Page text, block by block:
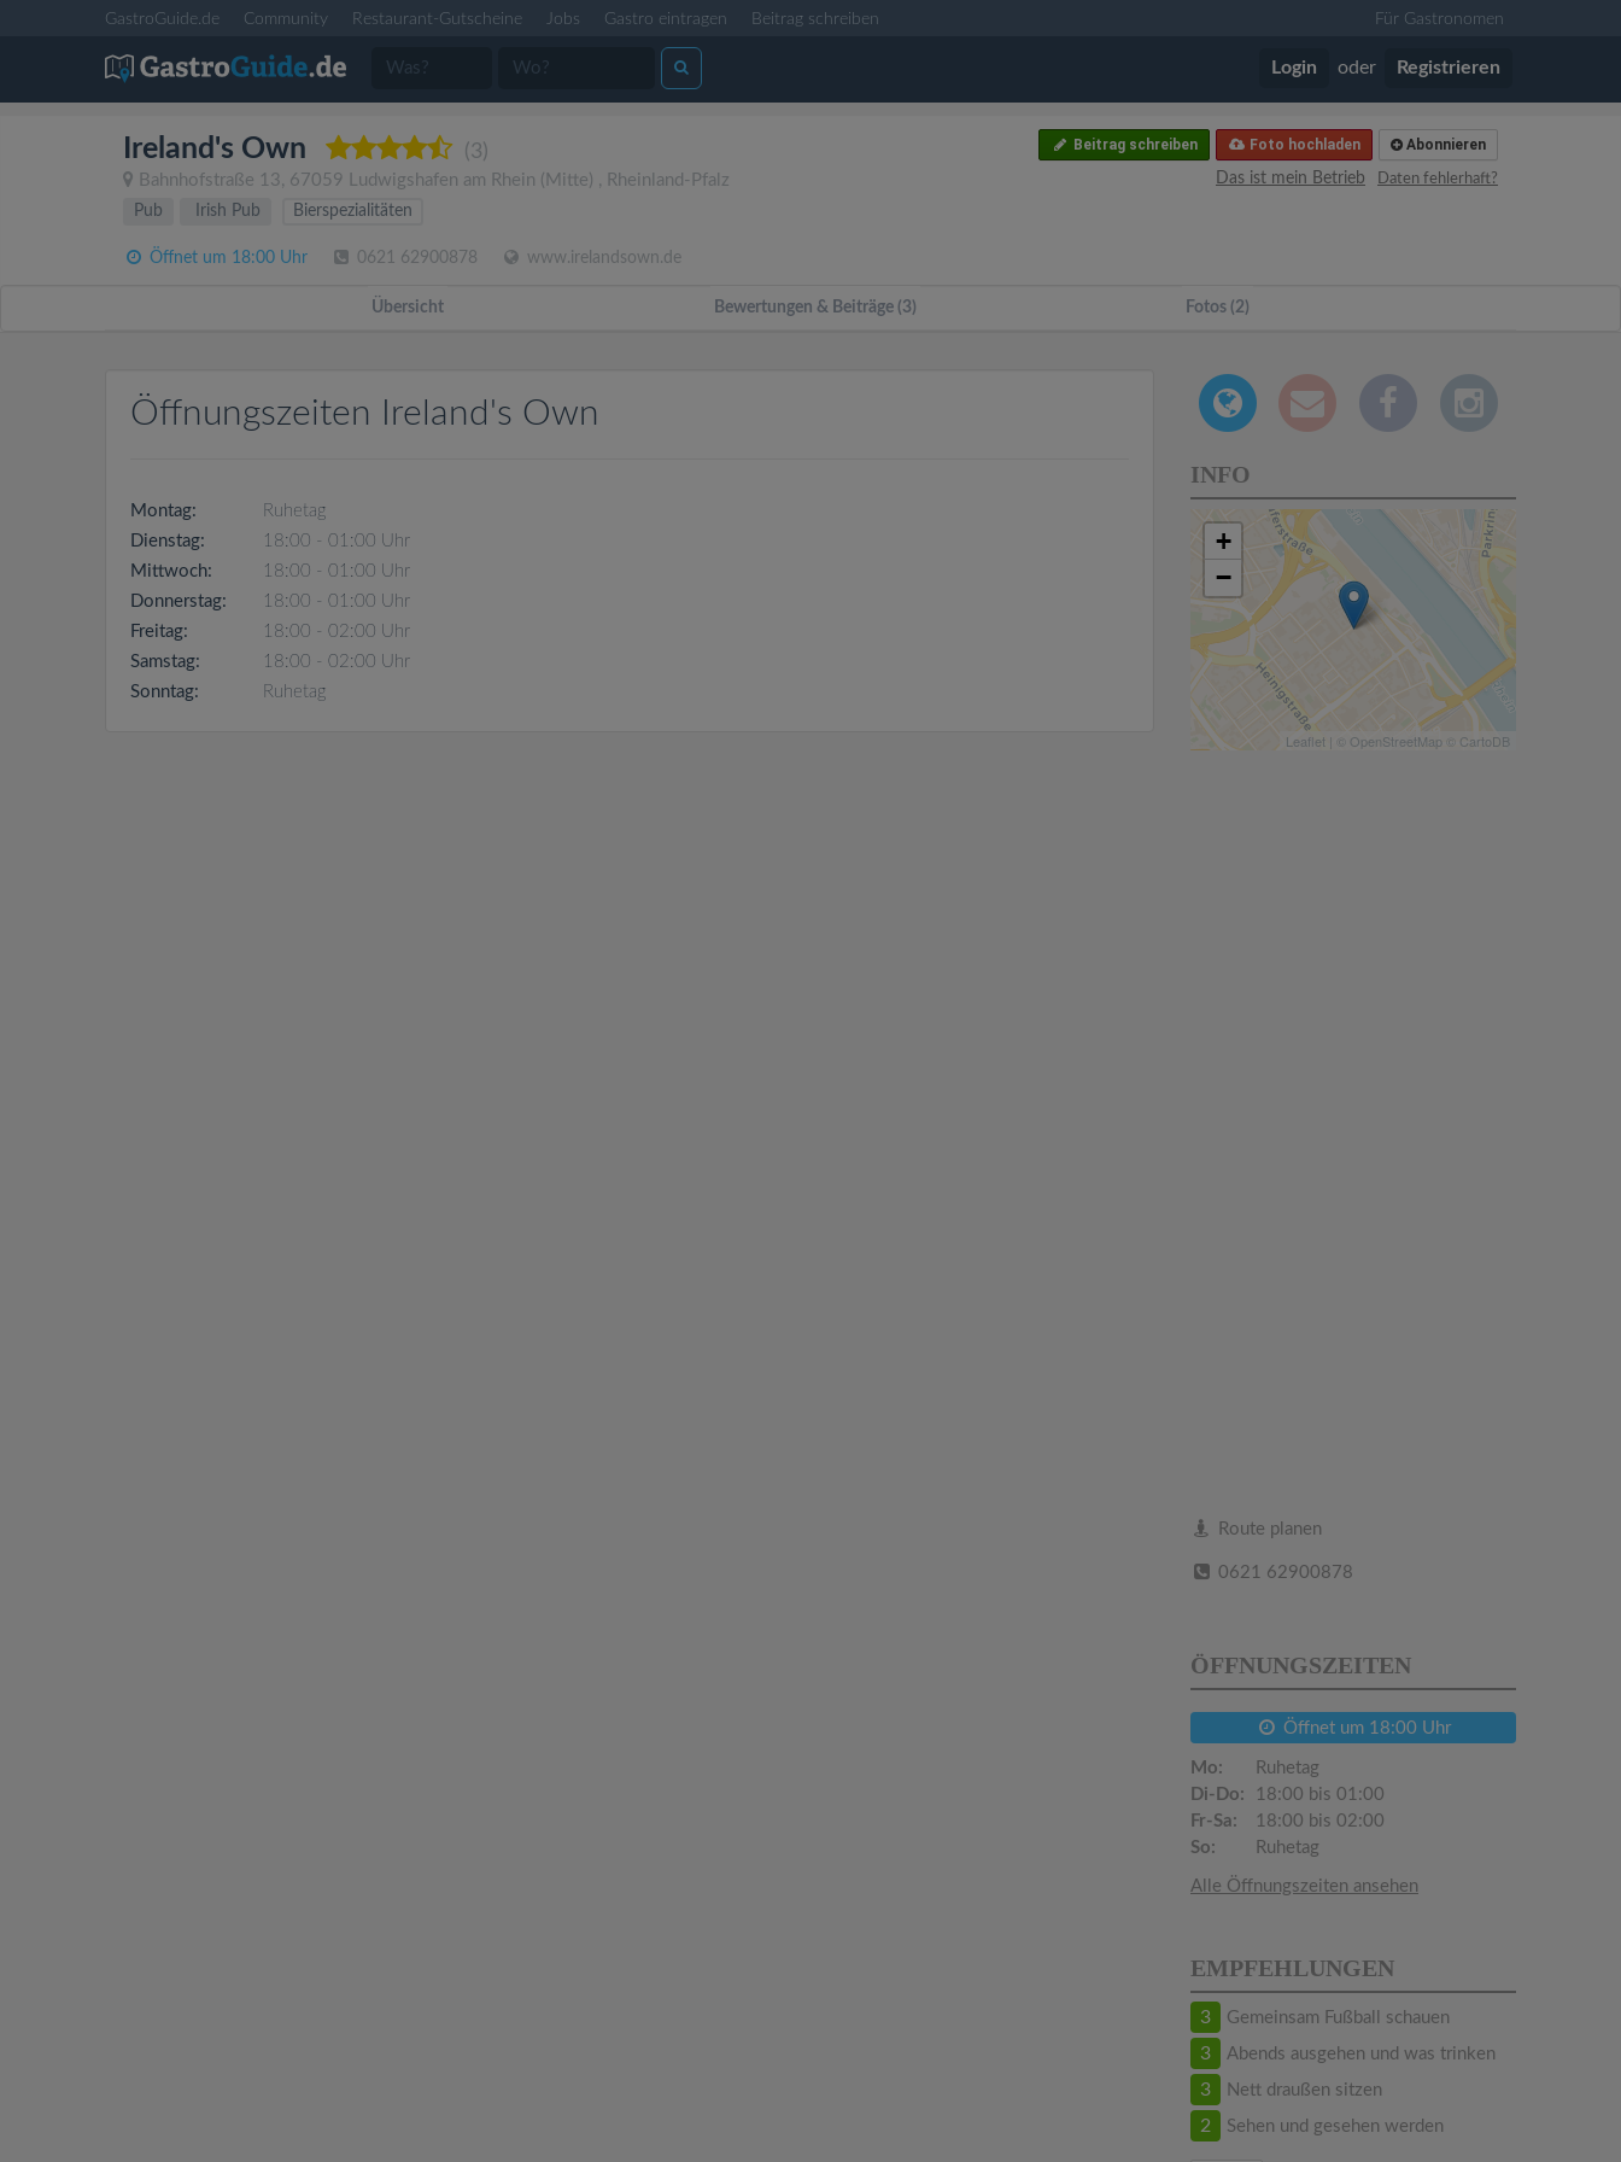
GastroGuide.de Community Restaurant-Gutscheine Jobs Gastro eintragen Beitrag schreiben Für Gastronomen
Login oder Registrieren
Ireland's Own (3)
Bahnhofstraße 13, 67059 Ludwigshafen am Rhein (Mitte) , Rheinland-Pfalz
Abonnieren
Foto hochladen
Beitrag schreiben
Daten fehlerhaft?
Das ist mein Betrieb
Pub
Irish Pub Bierspezialitäten
Öffnet um 18:00 Uhr 0621 62900878 www.irelandsown.de
Übersicht Bewertungen & Beiträge (3) Fotos (2)
Öffnungszeiten Ireland's Own
Montag:
Ruhetag
Dienstag:
18:00 - 01:00 Uhr
Mittwoch:
18:00 - 01:00 Uhr
Donnerstag:
18:00 - 01:00 Uhr
Freitag:
18:00 - 02:00 Uhr
Samstag:
18:00 - 02:00 Uhr
Sonntag:
Ruhetag
INFO
+
−
Leaflet | © OpenStreetMap © CartoDB
Route planen
0621 62900878
ÖFFNUNGSZEITEN
Öffnet um 18:00 Uhr
Mo:
Ruhetag
Di-Do:
18:00 bis 01:00
Fr-Sa:
18:00 bis 02:00
So:
Ruhetag
Alle Öffnungszeiten ansehen
EMPFEHLUNGEN
3 Gemeinsam Fußball schauen
3 Abends ausgehen und was trinken
3 Nett draußen sitzen
2 Sehen und gesehen werden